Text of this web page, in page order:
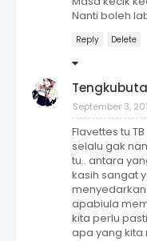
Nanti boleh
Reply Delete
September 3,
Flavettes tu
selalu gak
tu.. antara
kasih sangat
apabiula
kita perlu
apa yang kita